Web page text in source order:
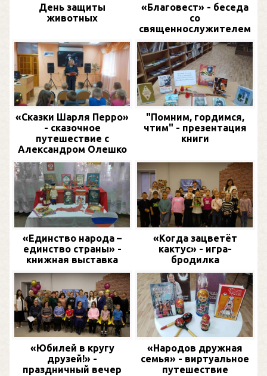
День защиты
животных
«Благовест» - беседа
со
священнослужителем
«Сказки Шарля Перро»
- сказочное
путешествие с
Александром Олешко
"Помним, гордимся,
чтим" - презентация
книги
«Единство народа –
единство страны» -
книжная выставка
«Когда зацветёт
кактус» - игра-
бродилка
«Юбилей в кругу
друзей!» -
праздничный вечер
«Народов дружная
семья» - виртуальное
путешествие